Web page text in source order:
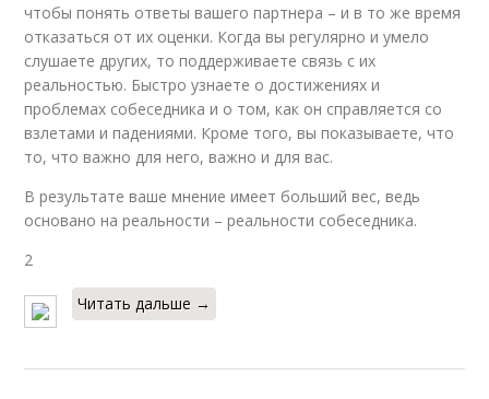
чтобы понять ответы вашего партнера – и в то же время
отказаться от их оценки. Когда вы регулярно и умело
слушаете других, то поддерживаете связь с их
реальностью. Быстро узнаете о достижениях и
проблемах собеседника и о том, как он справляется со
взлетами и падениями. Кроме того, вы показываете, что
то, что важно для него, важно и для вас.
В результате ваше мнение имеет больший вес, ведь
основано на реальности – реальности собеседника.
2
Читать дальше →